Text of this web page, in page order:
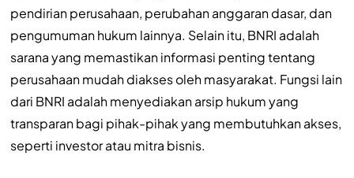
pendirian perusahaan, perubahan anggaran dasar, dan
pengumuman hukum lainnya. Selain itu, BNRI adalah
sarana yang memastikan informasi penting tentang
perusahaan mudah diakses oleh masyarakat. Fungsi lain
dari BNRI adalah menyediakan arsip hukum yang
transparan bagi pihak-pihak yang membutuhkan akses,
seperti investor atau mitra bisnis.